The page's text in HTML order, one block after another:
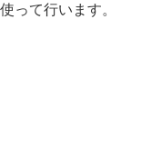
って行います。